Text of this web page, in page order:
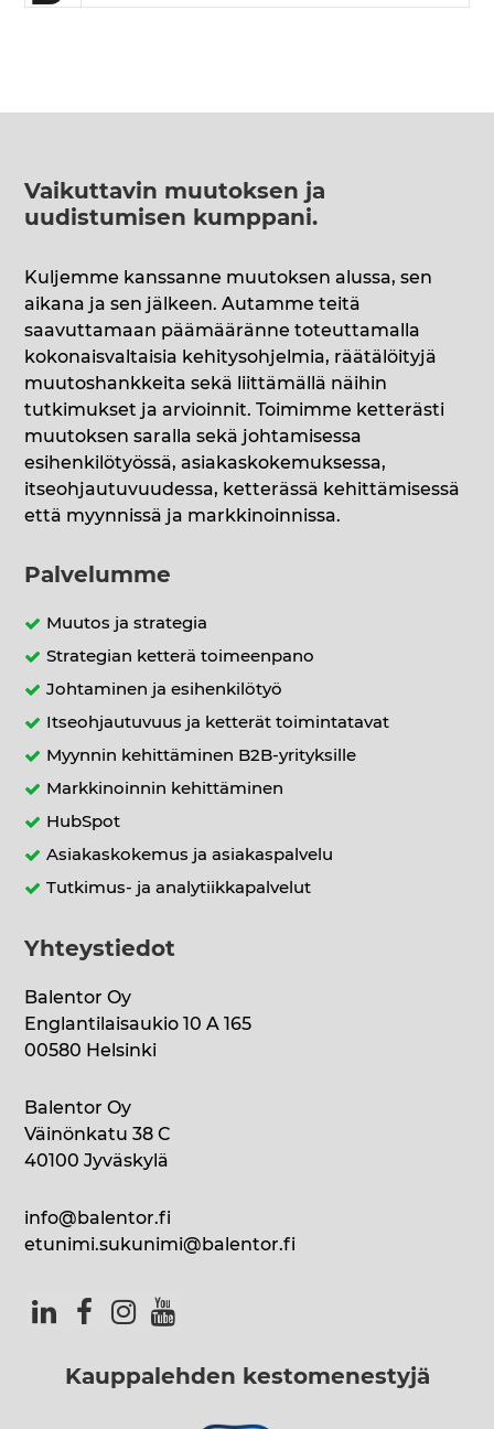
Vaikuttavin muutoksen ja
uudistumisen kumppani.
Kuljemme kanssanne muutoksen alussa, sen
aikana ja sen jälkeen. Autamme teitä
saavuttamaan päämääränne toteuttamalla
kokonaisvaltaisia kehitysohjelmia, räätälöityjä
muutoshankkeita sekä liittämällä näihin
tutkimukset ja arvioinnit. Toimimme ketterästi
muutoksen saralla sekä johtamisessa
esihenkilötyössä, asiakaskokemuksessa,
itseohjautuvuudessa, ketterässä kehittämisessä
että myynnissä ja markkinoinnissa.
Palvelumme
Muutos ja strategia
Strategian ketterä toimeenpano
Johtaminen ja esihenkilötyö
Itseohjautuvuus ja ketterät toimintatavat
Myynnin kehittäminen B2B-yrityksille
Markkinoinnin kehittäminen
HubSpot
Asiakaskokemus ja asiakaspalvelu
Tutkimus- ja analytiikkapalvelut
Yhteystiedot
Balentor Oy
Englantilaisaukio 10 A 165
00580 Helsinki
Balentor Oy
Väinönkatu 38 C
40100 Jyväskylä
info@balentor.fi
etunimi.sukunimi@balentor.fi
Kauppalehden kestomenestyjä